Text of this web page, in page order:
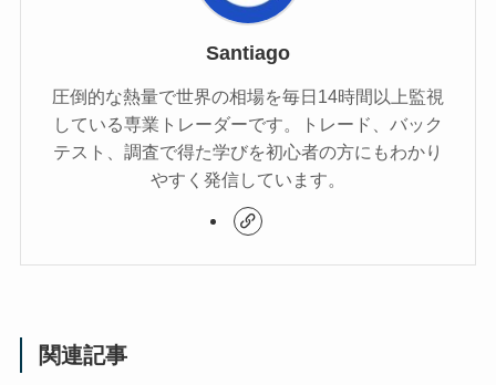
Santiago
圧倒的な熱量で世界の相場を毎日14時間以上監視
している専業トレーダーです。トレード、バック
テスト、調査で得た学びを初心者の方にもわかり
やすく発信しています。
関連記事